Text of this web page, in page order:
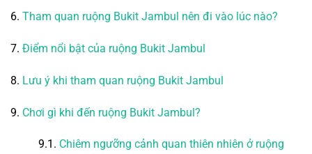
6. Tham quan ruộng Bukit Jambul nên đi vào lúc nào?
7. Điểm nổi bật của ruộng Bukit Jambul
8. Lưu ý khi tham quan ruộng Bukit Jambul
9. Chơi gì khi đến ruộng Bukit Jambul?
9.1. Chiêm ngưỡng cảnh quan thiên nhiên ở ruộng